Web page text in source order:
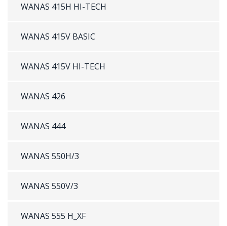
WANAS 415H HI-TECH
WANAS 415V BASIC
WANAS 415V HI-TECH
WANAS 426
WANAS 444
WANAS 550H/3
WANAS 550V/3
WANAS 555 H_XF